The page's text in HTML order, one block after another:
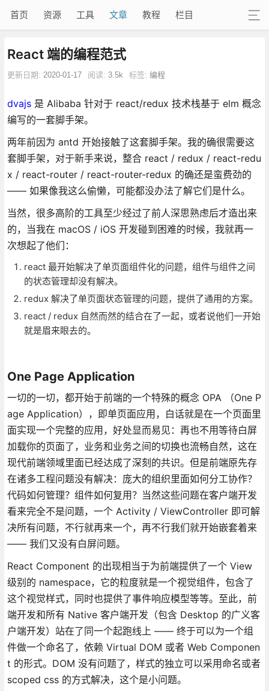
首页 资源 工具 文章 教程 栏目
React 端的编程范式
更新日期: 2020-01-17 阅读: 3.5k 标签: 编程
dvajs是 Alibaba 针对于 react/redux 技术栈基于 elm 概念
编写的一套脚手架。
两年前因为 antd 开始接触了这套脚手架。我的确很需要这
套脚手架，对于新手来说，整合 react / redux / react-redu
x / react-router / react-router-redux 的确还是蛮费劲的
—— 如果像我这么偷懒，可能都没办法了解它们是什么。
当然，很多高阶的工具至少经过了前人深思熟虑后才造出来
的，当我在 macOS / iOS 开发碰到困难的时候，我就再一
次想起了他们：
react 最开始解决了单页面组件化的问题，组件与组件之间
的状态管理却没有解决。
redux 解决了单页面状态管理的问题，提供了通用的方案。
react / redux 自然而然的结合在了一起，或者说他们一开始
就是眉来眼去的。
One Page Application
一切的一切，都开始于前端的一个特殊的概念 OPA （One P
age Application），即单页面应用，白话就是在一个页面里
面实现一个完整的应用，好处显而易见：再也不用等待白屏
加载你的页面了，业务和业务之间的切换也流畅自然，这在
现代前端领域里面已经达成了深刻的共识。但是前端原先存
在诸多工程问题没有解决：庞大的组织里面如何分工协作？
代码如何管理？组件如何复用？当然这些问题在客户端开发
看来完全不是问题，一个 Activity / ViewController 即可解
决所有问题，不行就再来一个，再不行我们就开始嵌套着来
—— 我们又没有白屏问题。
React Component 的出现相当于为前端提供了一个 View
级别的 namespace，它的粒度就是一个视觉组件，包含了
这个视觉样式，同时也提供了事件响应模型等等。至此，前
端开发和所有 Native 客户端开发（包含 Desktop 的广义客
户端开发）站在了同一个起跑线上 —— 终于可以为一个组
件做一个命名了，依赖 Virtual DOM 或者 Web Componen
t 的形式。DOM 没有问题了，样式的独立可以采用命名或者
scoped css 的方式解决，这个是小问题。